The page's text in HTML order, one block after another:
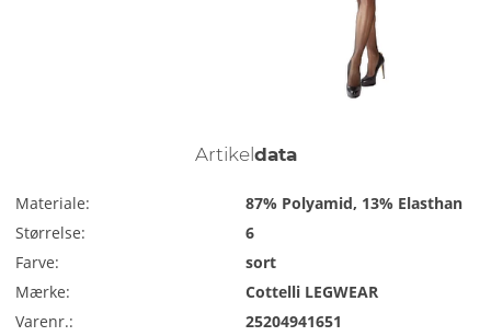
Artikel data
Materiale:
87% Polyamid, 13% Elasthan
Størrelse:
6
Farve:
sort
Mærke:
Cottelli LEGWEAR
Varenr.:
25204941651